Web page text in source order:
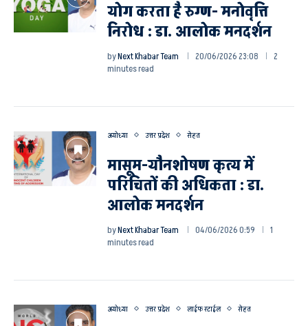
योग करता है रुग्ण- मनोवृत्ति
निरोध : डा. आलोक मनदर्शन
byNext Khabar Team 20/06/2026 23:08
2
minutes read
अयोध्या उत्तर प्रदेश सेहत
मासूम-यौनशोषण कृत्य में
परिचितों की अधिकता : डा.
आलोक मनदर्शन
byNext Khabar Team 04/06/2026 0:59
1
minutes read
अयोध्या उत्तर प्रदेश लाईफ स्टाईल सेहत